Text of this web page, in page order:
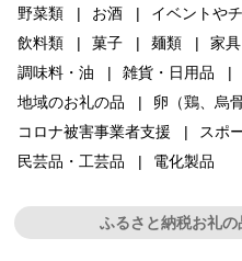
野菜類
お酒 イベントや
飲料類
菓子 麺類 家
調味料・油
雑貨・日用品
地域のお礼の品
卵（鶏、烏
コロナ被害事業者支援
スポ
民芸品・工芸品
電化製品
ふるさと納税お礼